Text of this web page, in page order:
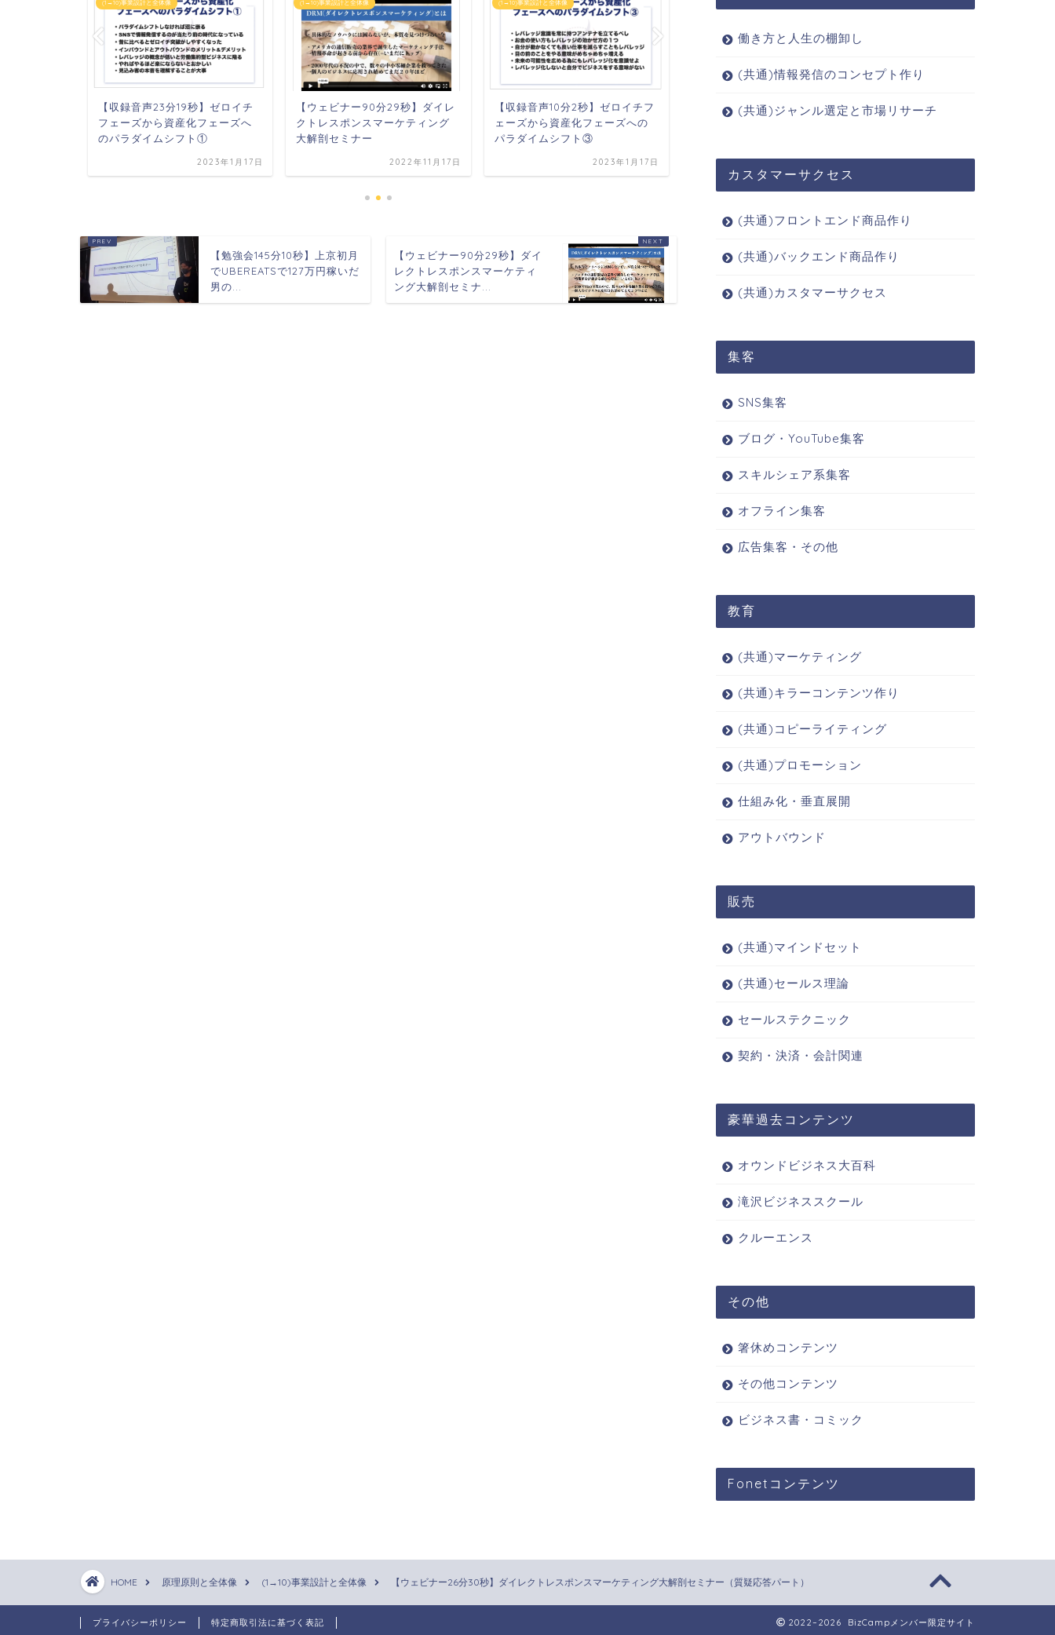
(1→10)事業設計と全体像
【収録音声23分19秒】ゼロイチ
フェーズから資産化フェーズへ
のパラダイムシフト①
2023年1月17日
(1→10)事業設計と全体像
【ウェビナー90分29秒】ダイレ
クトレスポンスマーケティング
大解剖セミナー
2022年11月17日
(1→10)事業設計と全体像
【収録音声10分2秒】ゼロイチフ
ェーズから資産化フェーズへの
パラダイムシフト③
2023年1月17日
【収録音声23分19秒】ゼロイチ
2023年1月17日
【ウェビナー90分29秒】ダイレ
【勉強会145分10秒】上京初月
でUBEREATSで127万円稼いだ
男の...
【ウェビナー90分29秒】ダイ
レクトレスポンスマーケティ
ング大解剖セミナ...
働き方と人生の棚卸し
(共通)情報発信のコンセプト作り
(共通)ジャンル選定と市場リサーチ
カスタマーサクセス
(共通)フロントエンド商品作り
(共通)バックエンド商品作り
(共通)カスタマーサクセス
集客
SNS集客
ブログ・YouTube集客
スキルシェア系集客
オフライン集客
広告集客・その他
教育
(共通)マーケティング
(共通)キラーコンテンツ作り
(共通)コピーライティング
(共通)プロモーション
仕組み化・垂直展開
アウトバウンド
販売
(共通)マインドセット
(共通)セールス理論
セールステクニック
契約・決済・会計関連
豪華過去コンテンツ
オウンドビジネス大百科
滝沢ビジネススクール
クルーエンス
その他
箸休めコンテンツ
その他コンテンツ
ビジネス書・コミック
Fonetコンテンツ
HOME 原理原則と全体像 (1→10)事業設計と全体像 【ウェビナー26分30秒】ダイレクトレスポンスマーケティング大解剖セミナー（質疑応答パート）
プライバシーポリシー 特定商取引法に基づく表記 2022–2026 BizCampメンバー限定サイト